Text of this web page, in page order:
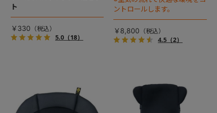
ト
￥330
5.0（18）
ントロールします。
￥8,800
4.5（2）